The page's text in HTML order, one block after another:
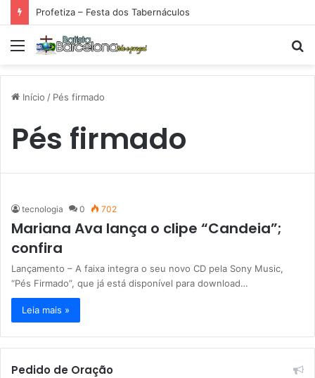
Profetiza – Festa dos Tabernáculos
Menu
Início / Pés firmado
Pés firmado
tecnologia 0 702
Mariana Ava lança o clipe “Candeia”;
confira
Lançamento – A faixa integra o seu novo CD pela Sony Music,
“Pés Firmado”, que já está disponível para download…
Leia mais »
Pedido de Oração